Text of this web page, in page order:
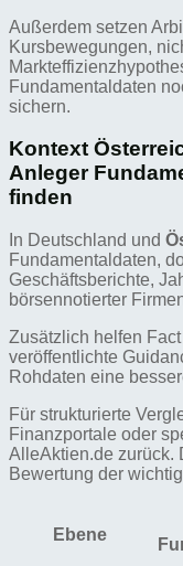
Außerdem setzen
Kursbewegungen,
Fundamentaldaten
sichern.
Kontext
Anleger
finden
In Deutschland und
Fundamentaldaten,
Geschäftsberichte,
börsennotierter
Zusätzlich helfen
veröffentlichte
Rohdaten eine
Für strukturierte
Finanzportale oder
AlleAktien.de zurück.
Bewertung der
Ebene